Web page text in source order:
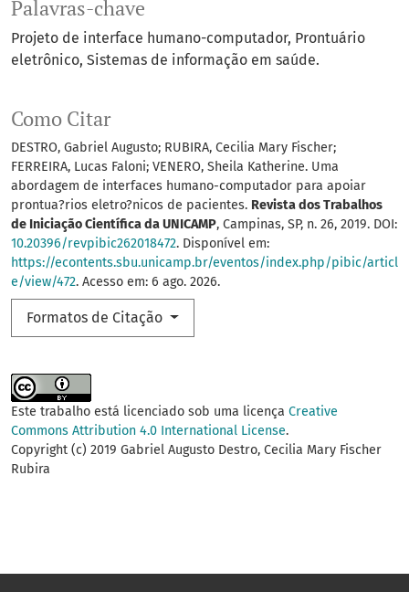
Palavras-chave
Projeto de interface humano-computador Prontuário
eletrônico Sistemas de informação em saúde.
Como Citar
DESTRO, Gabriel Augusto; RUBIRA, Cecilia Mary Fischer;
FERREIRA, Lucas Faloni; VENERO, Sheila Katherine. Uma
abordagem de interfaces humano-computador para apoiar
prontua?rios eletro?nicos de pacientes. Revista dos Trabalhos
de Iniciação Científica da UNICAMP, Campinas, SP, n. 26, 2019. DOI:
10.20396/revpibic262018472. Disponível em:
https://econtents.sbu.unicamp.br/eventos/index.php/pibic/articl
e/view/472. Acesso em: 6 ago. 2026.
Formatos de Citação
Este trabalho está licenciado sob uma licença Creative
Commons Attribution 4.0 International License.
Copyright (c) 2019 Gabriel Augusto Destro, Cecilia Mary Fischer
Rubira